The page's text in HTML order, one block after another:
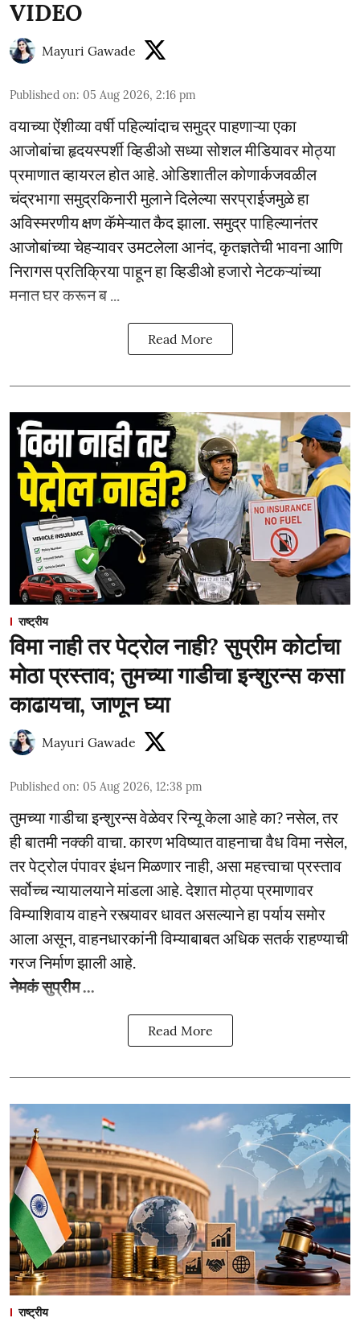
VIDEO
Mayuri Gawade
Published on: 05 Aug 2026, 2:16 pm
वयाच्या ऐंशीव्या वर्षी पहिल्यांदाच समुद्र पाहणाऱ्या एका
आजोबांचा हृदयस्पर्शी व्हिडीओ सध्या सोशल मीडियावर मोठ्या
प्रमाणात व्हायरल होत आहे. ओडिशातील कोणार्कजवळील
चंद्रभागा समुद्रकिनारी मुलाने दिलेल्या सरप्राईजमुळे हा
अविस्मरणीय क्षण कॅमेऱ्यात कैद झाला. समुद्र पाहिल्यानंतर
आजोबांच्या चेहऱ्यावर उमटलेला आनंद, कृतज्ञतेची भावना आणि
निरागस प्रतिक्रिया पाहून हा व्हिडीओ हजारो नेटकऱ्यांच्या
मनात घर करून ब ...
Read More
राष्ट्रीय
विमा नाही तर पेट्रोल नाही? सुप्रीम कोर्टाचा
मोठा प्रस्ताव; तुमच्या गाडीचा इन्शुरन्स कसा
काढायचा, जाणून घ्या
Mayuri Gawade
Published on: 05 Aug 2026, 12:38 pm
तुमच्या गाडीचा इन्शुरन्स वेळेवर रिन्यू केला आहे का? नसेल, तर
ही बातमी नक्की वाचा. कारण भविष्यात वाहनाचा वैध विमा नसेल,
तर पेट्रोल पंपावर इंधन मिळणार नाही, असा महत्त्वाचा प्रस्ताव
सर्वोच्च न्यायालयाने मांडला आहे. देशात मोठ्या प्रमाणावर
विम्याशिवाय वाहने रस्त्यावर धावत असल्याने हा पर्याय समोर
आला असून, वाहनधारकांनी विम्याबाबत अधिक सतर्क राहण्याची
गरज निर्माण झाली आहे.
नेमकं सुप्रीम ...
Read More
राष्ट्रीय